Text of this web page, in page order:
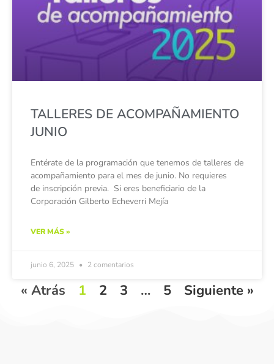
TALLERES DE ACOMPAÑAMIENTO
JUNIO
Entérate de la programación que tenemos de talleres de
acompañamiento para el mes de junio. No requieres
de inscripción previa. Si eres beneficiario de la
Corporación Gilberto Echeverri Mejía
VER MÁS »
junio 6, 2025 2 comentarios
« Atrás 1 2 3 … 5 Siguiente »